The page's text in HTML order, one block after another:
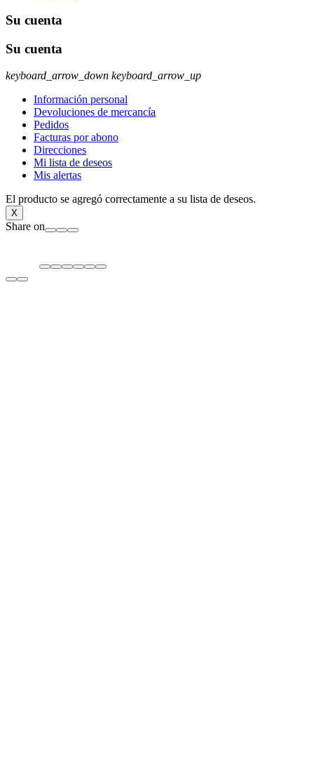
Su cuenta
Su cuenta
keyboard_arrow_down keyboard_arrow_up
Información personal
Devoluciones de mercancía
Pedidos
Facturas por abono
Direcciones
Mi lista de deseos
Mis alertas
El producto se agregó correctamente a su lista de deseos.
X
Share on